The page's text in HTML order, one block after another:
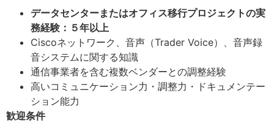
データセンターまたはオフィス移行プロジェクトの実
務経験：５年以上
Ciscoネットワーク、音声（Trader Voice）、音声録
音システムに関する知識
通信事業者を含む複数ベンダーとの調整経験
高いコミュニケーション力・調整力・ドキュメンテー
ション能力
歓迎条件